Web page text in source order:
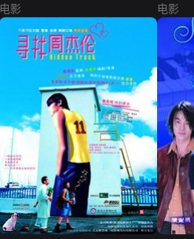
电影
电影